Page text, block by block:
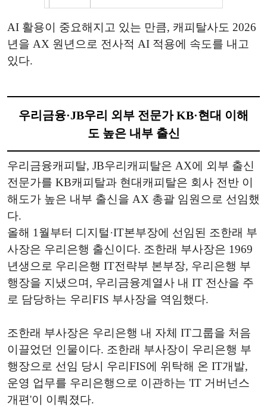
AI 활용이 중요해지고 있는 만큼, 캐피탈사도 2026
년을 AX 원년으로 전사적 AI 적용에 속도를 내고
있다.
우리금융·JB우리 외부 전문가 KB·현대 이해
도 높은 내부 출신
우리금융캐피탈, JB우리캐피탈은 AX에 외부 출신
전문가를 KB캐피탈과 현대캐피탈은 회사 전반 이
해도가 높은 내부 출신을 AX 총괄 임원으로 선임했
다.
올해 1월부터 디지털·IT본부장에 선임된 조한래 부
사장은 우리은행 출신이다. 조한래 부사장은 1969
년생으로 우리은행 IT전략부 본부장, 우리은행 부
행장을 지냈으며, 우리금융계열사 내 IT 전산을 주
로 담당하는 우리FIS 부사장을 역임했다.
조한래 부사장은 우리은행 내 자체 IT그룹을 처음
이끌었던 인물이다. 조한래 부사장이 우리은행 부
행장으로 선임 당시 우리FIS에 위탁해 온 IT개발,
운영 업무를 우리은행으로 이관하는 'IT 거버넌스
개편'이 이뤄졌다.